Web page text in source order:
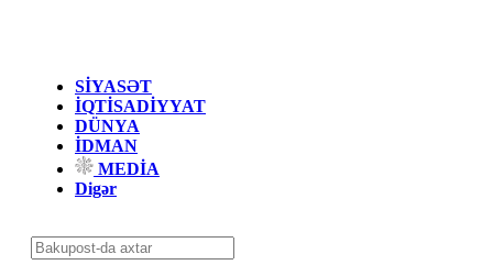
SİYASƏT
İQTİSADİYYAT
DÜNYA
İDMAN
MEDİA
Digər